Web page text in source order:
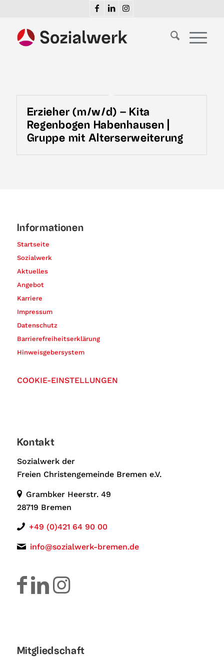
Erzieher (m/w/d) – Kita
Regenbogen Habenhausen |
Gruppe mit Alterserweiterung
Informationen
Startseite
Sozialwerk
Aktuelles
Angebot
Karriere
Impressum
Datenschutz
Barrierefreiheitserklärung
Hinweisgebersystem
COOKIE-EINSTELLUNGEN
Kontakt
Sozialwerk der
Freien Christengemeinde Bremen e.V.
Grambker Heerstr. 49
28719 Bremen
+49 (0)421 64 90 00
info@sozialwerk-bremen.de
Mitgliedschaft